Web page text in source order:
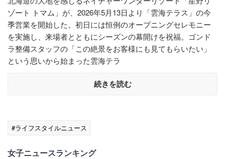
ゾート トマム」が、2026年5月13日より「雲海テラス」の今
季営業を開始した。初日には恒例のオープニングセレモニー
を実施し、来場者とともにシーズンの幕開けを祝福。ゴンド
ラ整備スタッフの「この絶景をお客様にも見てもらいたい」
という思いから始まった雲海テラ
続きを読む
#ライフスタイルニュース
女子ニュースランキング